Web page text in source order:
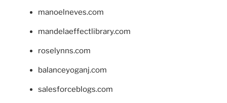
manoelneves.com
mandelaeffectlibrary.com
roselynns.com
balanceyoganj.com
salesforceblogs.com